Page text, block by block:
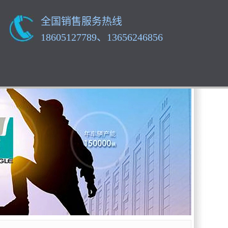
全国销售服务热线
18605127789、13656246856